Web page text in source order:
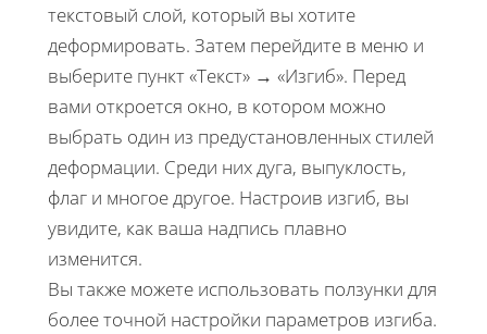
текстовый слой, который вы хотите
деформировать. Затем перейдите в меню и
выберите пункт «Текст» → «Изгиб». Перед
вами откроется окно, в котором можно
выбрать один из предустановленных стилей
деформации. Среди них дуга, выпуклость,
флаг и многое другое. Настроив изгиб, вы
увидите, как ваша надпись плавно
изменится.
Вы также можете использовать ползунки для
более точной настройки параметров изгиба.